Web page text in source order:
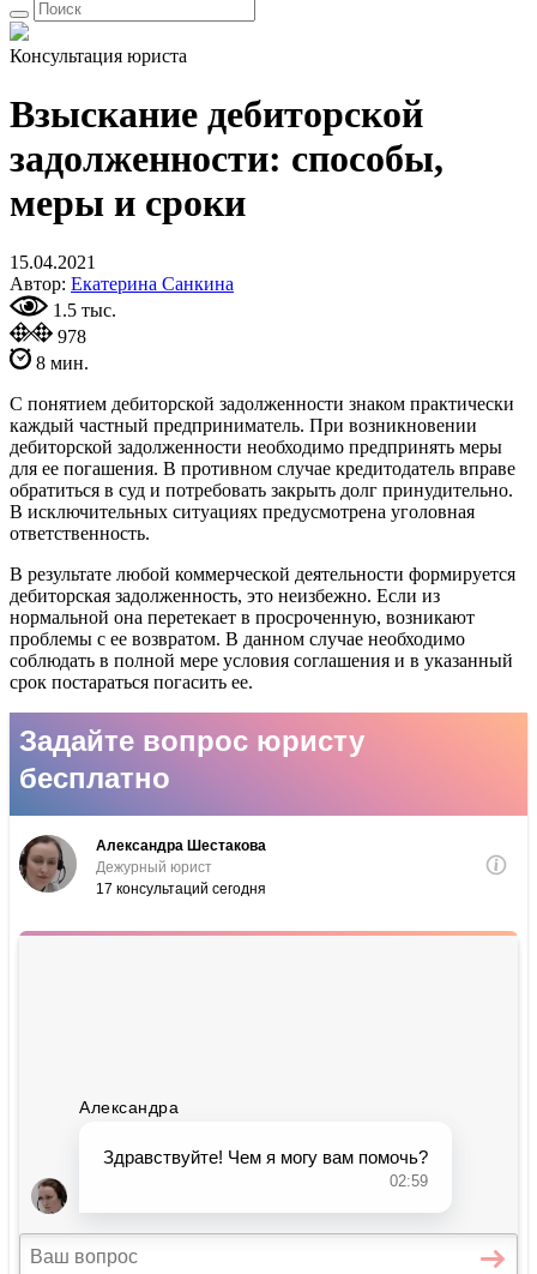
Консультация юриста
Взыскание дебиторской
задолженности: способы,
меры и сроки
15.04.2021
Автор: Екатерина Санкина
1.5 тыс.
978
8 мин.
С понятием дебиторской задолженности знаком практически
каждый частный предприниматель. При возникновении
дебиторской задолженности необходимо предпринять меры
для ее погашения. В противном случае кредитодатель вправе
обратиться в суд и потребовать закрыть долг принудительно.
В исключительных ситуациях предусмотрена уголовная
ответственность.
В результате любой коммерческой деятельности формируется
дебиторская задолженность, это неизбежно. Если из
нормальной она перетекает в просроченную, возникают
проблемы с ее возвратом. В данном случае необходимо
соблюдать в полной мере условия соглашения и в указанный
срок постараться погасить ее.